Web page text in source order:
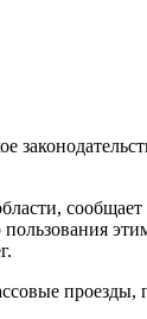
сообщает